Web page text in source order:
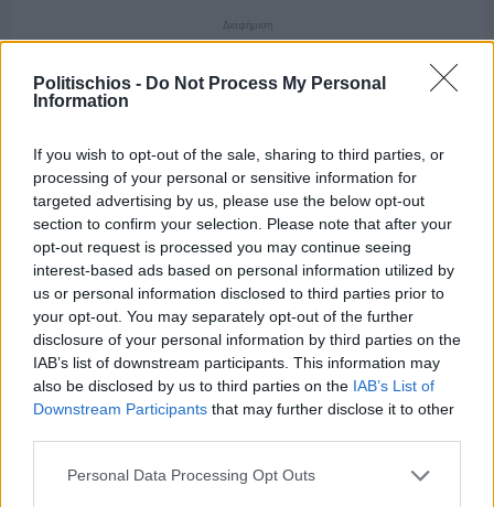
Politischios - Do Not Process My Personal
Information
If you wish to opt-out of the sale, sharing to third parties, or
processing of your personal or sensitive information for
targeted advertising by us, please use the below opt-out
section to confirm your selection. Please note that after your
opt-out request is processed you may continue seeing
interest-based ads based on personal information utilized by
us or personal information disclosed to third parties prior to
your opt-out. You may separately opt-out of the further
disclosure of your personal information by third parties on the
IAB’s list of downstream participants. This information may
also be disclosed by us to third parties on the IAB’s List of
Downstream Participants that may further disclose it to other
Personal Data Processing Opt Outs
Διαφήμιση
Πριν 4 ημέρες
Οι ξεχωριστές καλοκαιρινές προτάσεις του